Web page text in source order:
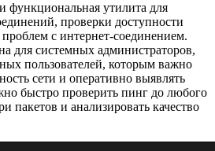
функциональная утилита для
проверки доступности
с интернет-соединением.
для системных администраторов,
пользователей, которым важно
сети и оперативно выявлять
быстро проверить пинг до любого
пакетов и анализировать качество